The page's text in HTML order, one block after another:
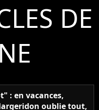
DE
: en vacances,
oublie tout,